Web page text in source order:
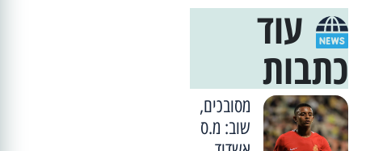
עוד
כתבות
מסובכים,
שוב: מ.ס